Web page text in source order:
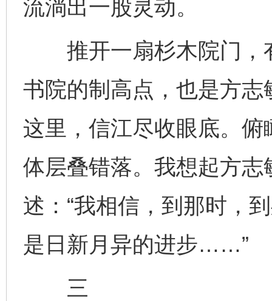
流淌出一股灵动。
推开一扇杉木院门，
书院的制高点，也是方
这里，信江尽收眼底。
体层叠错落。我想起方
述：“我相信，到那时，
是日新月异的进步……”
三